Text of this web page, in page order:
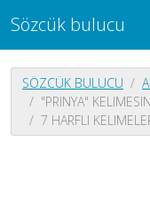
Sözcük bulucu
SÖZCÜK BULUCU
"PRINYA"
7 HARFLI